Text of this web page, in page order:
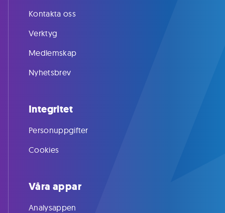
Kontakta oss
Verktyg
Medlemskap
Nyhetsbrev
Integritet
Personuppgifter
Cookies
Våra appar
Analysappen